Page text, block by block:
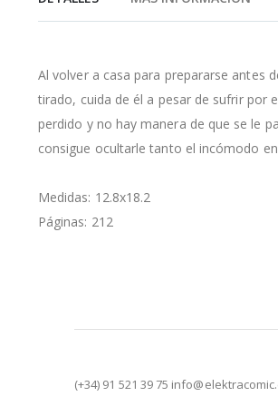
la
imágenes
Al volver a casa para prepararse antes
tirado, cuida de él a pesar de sufrir por
perdido y no hay manera de que se le
consigue ocultarle tanto el incómodo
Medidas: 12.8x18.2
Páginas: 212
(+34) 91 521 39 75